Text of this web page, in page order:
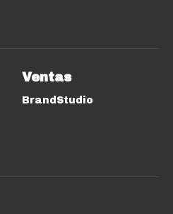
Ventas
BrandStudio